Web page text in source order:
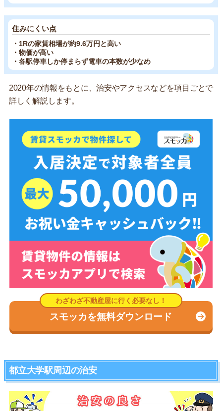
住みにくい点
・1Rの家賃相場が約9.6万円と高い
・物価が高い
・各駅停車しか停まらず電車の本数が少なめ
2020年の情報をもとに、治安やアクセスなどを項目ごとで
詳しく解説します。
スモッカを無料ダウンロード
都立大学駅周辺の治安